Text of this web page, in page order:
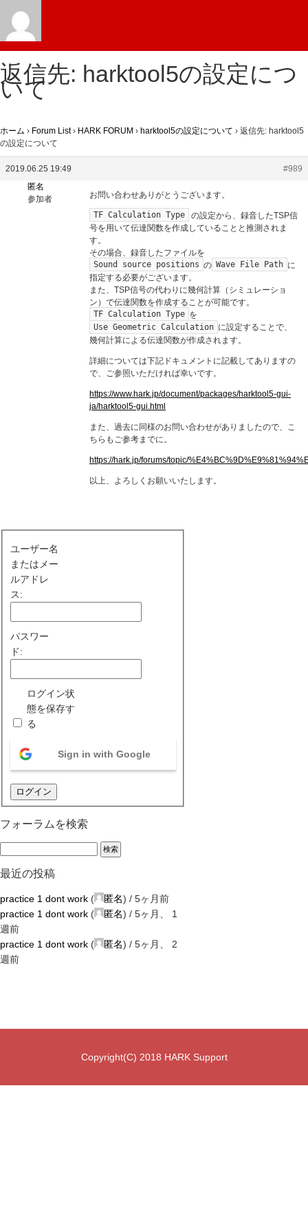
返信先: harktool5の設定につ
いて
ホーム › Forum List › HARK FORUM › harktool5の設定について › 返信先: harktool5
の設定について
2019.06.25 19:49
#989
匿名
参加者
お問い合わせありがとうございます。
TF Calculation Type
の設定から、録音したTSP信
号を用いて伝達関数を作成していることと推測されま
す。
その場合、録音したファイルを
Sound source positions の Wave File Path に
指定する必要がございます。
また、TSP信号の代わりに幾何計算（シミュレーショ
ン）で伝達関数を作成することが可能です。
TF Calculation Type を
Use Geometric Calculation に設定することで、
幾何計算による伝達関数が作成されます。
詳細については下記ドキュメントに記載してありますの
で、ご参照いただければ幸いです。
https://www.hark.jp/document/packages/harktool5-gui-
ja/harktool5-gui.html
また、過去に同様のお問い合わせがありましたので、こ
ちらもご参考までに。
https://hark.jp/forums/topic/
以上、よろしくお願いいたします。
ユーザー名
またはメー
ルアドレ
ス:
パスワー
ド:
ログイン状
態を保存す
る
Sign in with Google
ログイン
フォーラムを検索
最近の投稿
practice 1 dont work ( 匿名) / 5ヶ月前
practice 1 dont work ( 匿名) / 5ヶ月、 1
週前
practice 1 dont work ( 匿名) / 5ヶ月、 2
週前
Copyright(C) 2018 HARK Support